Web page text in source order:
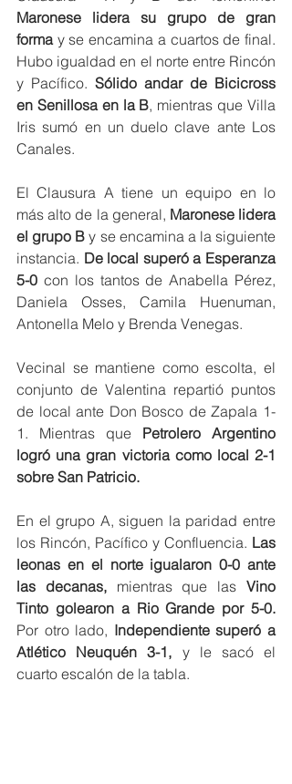
Maronese lidera su grupo de gran
forma y se encamina a cuartos de final.
Hubo igualdad en el norte entre Rincón
y Pacífico. Sólido andar de Bicicross
en Senillosa en la B, mientras que Villa
Iris sumó en un duelo clave ante Los
Canales.
El Clausura A tiene un equipo en lo
más alto de la general, Maronese lidera
el grupo B y se encamina a la siguiente
instancia. De local superó a Esperanza
5-0 con los tantos de Anabella Pérez,
Daniela Osses, Camila Huenuman,
Antonella Melo y Brenda Venegas.
Vecinal se mantiene como escolta, el
conjunto de Valentina repartió puntos
de local ante Don Bosco de Zapala 1-
1. Mientras que Petrolero Argentino
logró una gran victoria como local 2-1
sobre San Patricio.
En el grupo A, siguen la paridad entre
los Rincón, Pacífico y Confluencia. Las
leonas en el norte igualaron 0-0 ante
las decanas, mientras que las Vino
Tinto golearon a Rio Grande por 5-0.
Por otro lado, Independiente superó a
Atlético Neuquén 3-1, y le sacó el
cuarto escalón de la tabla.